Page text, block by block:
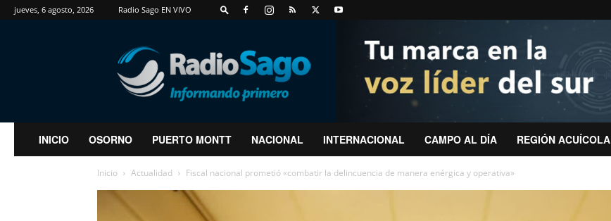
jueves, 6 agosto, 2026 Radio Sago EN VIVO
RadioSago
INICIO OSORNO PUERTO MONTT NACIONAL INTERNACIONAL CAMPO AL DÍA REGIÓN ACUÍCOLA
Inicio Actualidad Fiscal nacional prometió «combatir la delincuencia de manera enérgica y operativa»